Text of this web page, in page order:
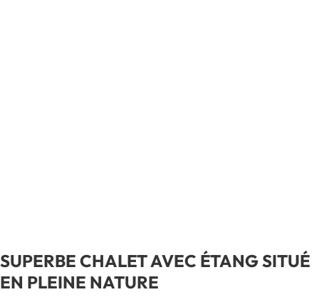
SUPERBE CHALET AVEC ÉTANG SITUÉ
EN PLEINE NATURE